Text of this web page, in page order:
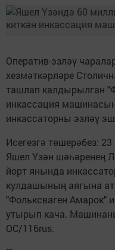
Оператив-эзләү
хезмәткәрләре
ташлап калдырылган
инкассация
инкассаторны эзләү
Исегезгә төшерәбез:
Яшел Үзән шәһәренең
йорт янында
кулдашының аягына
"Фольксваген Амарок"
утырып кача.
ОС/116rus.